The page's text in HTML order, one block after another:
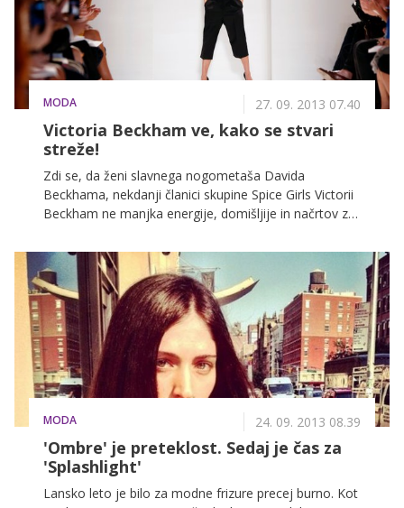
uredite s šminko?
MODA 27. 09. 2013 07.40
Victoria Beckham ve, kako se stvari
streže!
Zdi se, da ženi slavnega nogometaša Davida
Beckhama, nekdanji članici skupine Spice Girls Victorii
Beckham ne manjka energije, domišljije in načrtov za
'front': postala naj bi stilistka filmskih junakov iz
romana 'Petdeset odtenkov sive', razmišlja pa tudi o
novih modnih stvaritvah in celo lastni kozmetični liniji.
Pretirano? Za dobro organizirano slavno mamico
štirih otrok očitno ne.
MODA 24. 09. 2013 08.39
'Ombre' je preteklost. Sedaj je čas za
'Splashlight'
Lansko leto je bilo za modne frizure precej burno. Kot